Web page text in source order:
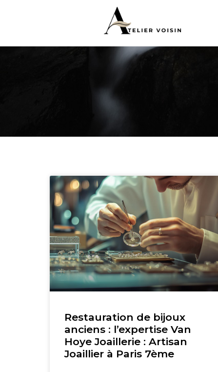
Restauration de bijoux
anciens : l’expertise Van
Hoye Joaillerie : Artisan
Joaillier à Paris 7ème